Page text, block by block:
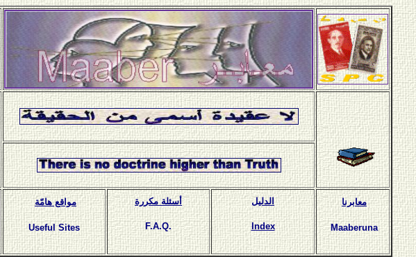
مواقع هامّة
Useful Sites
أسئلة مكررة
F.A.Q.
الدليل
Index
معابرنا
Maaberuna